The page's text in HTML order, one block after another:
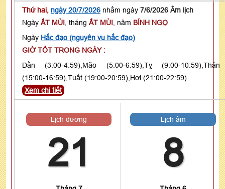
Thứ hai, ngày 20/7/2026 nhằm ngày 7/6/2026 Âm lịch
Ngày ẤT MÙI , tháng ẤT MÙI , năm BÍNH NGỌ
Ngày Hắc đạo (nguyên vu hắc đạo)
GIỜ TỐT TRONG NGÀY :
Dần (3:00-4:59),Mão (5:00-6:59),Tỵ (9:00-10:59),Thân
(15:00-16:59),Tuất (19:00-20:59),Hợi (21:00-22:59)
Xem chi tiết
Lịch dương
21
Lịch âm
8